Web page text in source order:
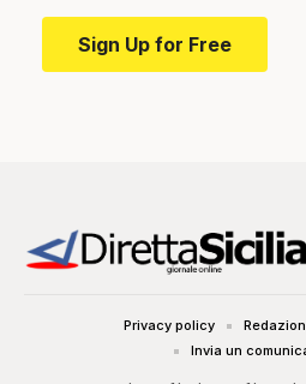
Sign Up for Free
Privacy policy
Invia un